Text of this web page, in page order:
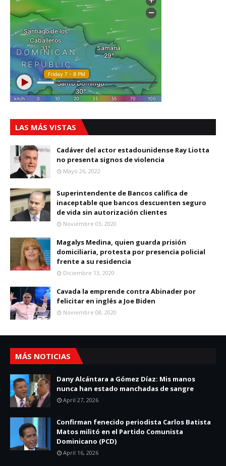
LAS MÁS VISTAS
Cadáver del actor estadounidense Ray Liotta
no presenta signos de violencia
Mayo 26, 2022
Superintendente de Bancos califica de
inaceptable que bancos descuenten seguro
de vida sin autorización clientes
Noviembre 03, 2020
Magalys Medina, quien guarda prisión
domiciliaria, protesta por presencia policial
frente a su residencia
Diciembre 13, 2020
Cavada la emprende contra Abinader por
felicitar en inglés a Joe Biden
Noviembre 08, 2020
MÁS NOTICIAS
Dany Alcántara a Gómez Díaz: Mis manos
nunca han estado manchadas de sangre
April 27, 2026
Confirman fenecido periodista Carlos Batista
Matos militó en el Partido Comunista
Dominicano (PCD)
April 16, 2026